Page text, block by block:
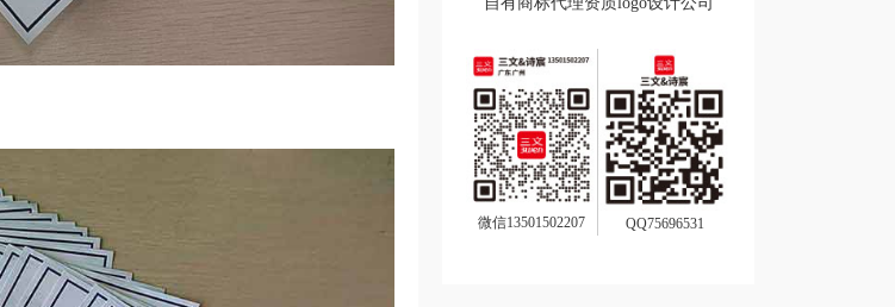
微信13501502207 QQ75696531